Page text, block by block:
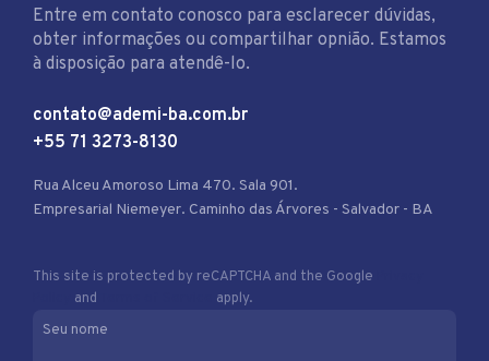
Entre em contato conosco para esclarecer dúvidas,
obter informações ou compartilhar opnião. Estamos
à disposição para atendê-lo.
contato@ademi-ba.com.br
+55 71 3273-8130
Rua Alceu Amoroso Lima 470. Sala 901.
Empresarial Niemeyer. Caminho das Árvores - Salvador - BA
This site is protected by reCAPTCHA and the Google
and
apply.
Seu nome